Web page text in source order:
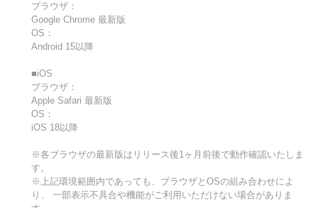
ブラウザ：
Google Chrome 最新版
OS：
Android 15以降
■iOS
ブラウザ：
Apple Safari 最新版
OS：
iOS 18以降
※各ブラウザの最新版はリリース後1ヶ月前後で動作確認いたしま
す。
※上記環境範囲内であっても、ブラウザとOSの組み合わせによ
り、 一部表示不具合や機能がご利用いただけない場合がありま